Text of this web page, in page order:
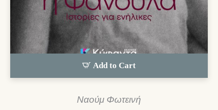
Add to Cart
Ναούμ Φωτεινή